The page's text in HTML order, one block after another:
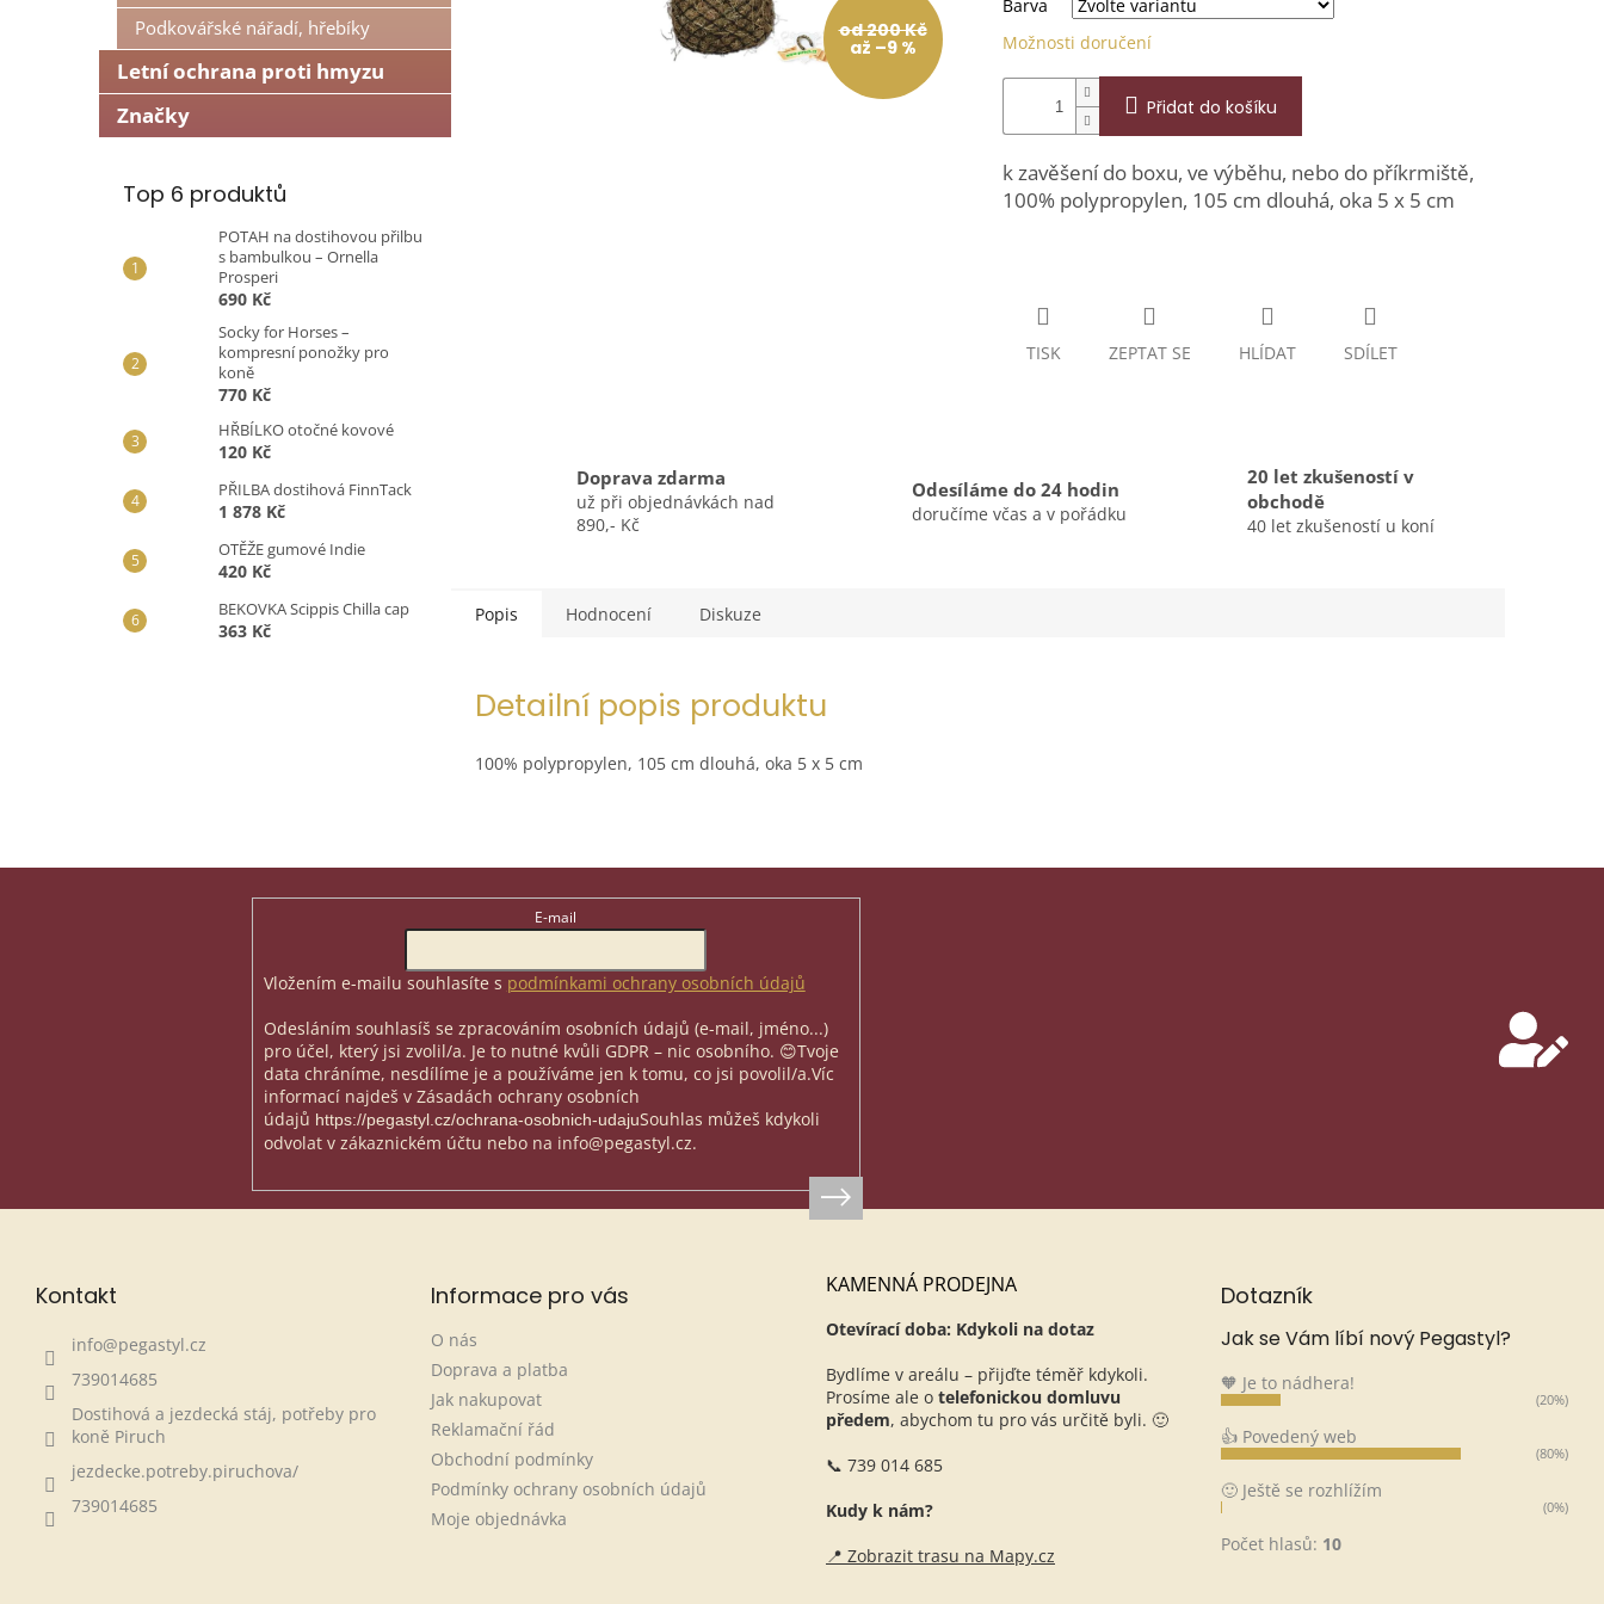
e
Podkovářské nářadí, hřebíky
Letní ochrana proti hmyzu
Značky
Top 6 produktů
POTAH na dostihovou přilbu
s bambulkou – Ornella
Prosperi
690 Kč
Socky for Horses –
kompresní ponožky pro
koně
770 Kč
HŘBÍLKO otočné kovové
120 Kč
PŘILBA dostihová FinnTack
1 878 Kč
OTĚŽE gumové Indie
420 Kč
BEKOVKA Scippis Chilla cap
363 Kč
od 200 Kč
až –9 %
Barva
Možnosti doručení
Přidat do košíku
k zavěšení do boxu, ve výběhu, nebo do příkrmiště,
100% polypropylen, 105 cm dlouhá, oka 5 x 5 cm
TISK ZEPTAT SE HLÍDAT SDÍLET
Doprava zdarma
už při objednávkách nad
890,- Kč
Odesíláme do 24 hodin
doručíme včas a v pořádku
20 let zkušeností v
obchodě
40 let zkušeností u koní
Popis Hodnocení Diskuze
Detailní popis produktu
100% polypropylen, 105 cm dlouhá, oka 5 x 5 cm
E-mail
Vložením e-mailu souhlasíte s podmínkami ochrany osobních údajů
Odesláním souhlasíš se zpracováním osobních údajů (e-mail, jméno...)
pro účel, který jsi zvolil/a. Je to nutné kvůli GDPR – nic osobního. 😊Tvoje
data chráníme, nesdílíme je a používáme jen k tomu, co jsi povolil/a.Víc
informací najdeš v Zásadách ochrany osobních
údajů https://pegastyl.cz/ochrana-osobnich-udajuSouhlas můžeš kdykoli
odvolat v zákaznickém účtu nebo na info@pegastyl.cz.
Kontakt
info@pegastyl.cz
739014685
Dostihová a jezdecká stáj, potřeby pro
koně Piruch
jezdecke.potreby.piruchova/
739014685
Informace pro vás
O nás
Doprava a platba
Jak nakupovat
Reklamační řád
Obchodní podmínky
Podmínky ochrany osobních údajů
Moje objednávka
KAMENNÁ PRODEJNA
Otevírací doba: Kdykoli na dotaz
Bydlíme v areálu – přijďte téměř kdykoli.
Prosíme ale o telefonickou domluvu
předem, abychom tu pro vás určitě byli. 🙂
📞 739 014 685
Kudy k nám?
📍 Zobrazit trasu na Mapy.cz
Dotazník
Jak se Vám líbí nový Pegastyl?
🧡 Je to nádhera!
(20%)
👍 Povedený web
(80%)
🙂 Ještě se rozhlížím
(0%)
Počet hlasů: 10